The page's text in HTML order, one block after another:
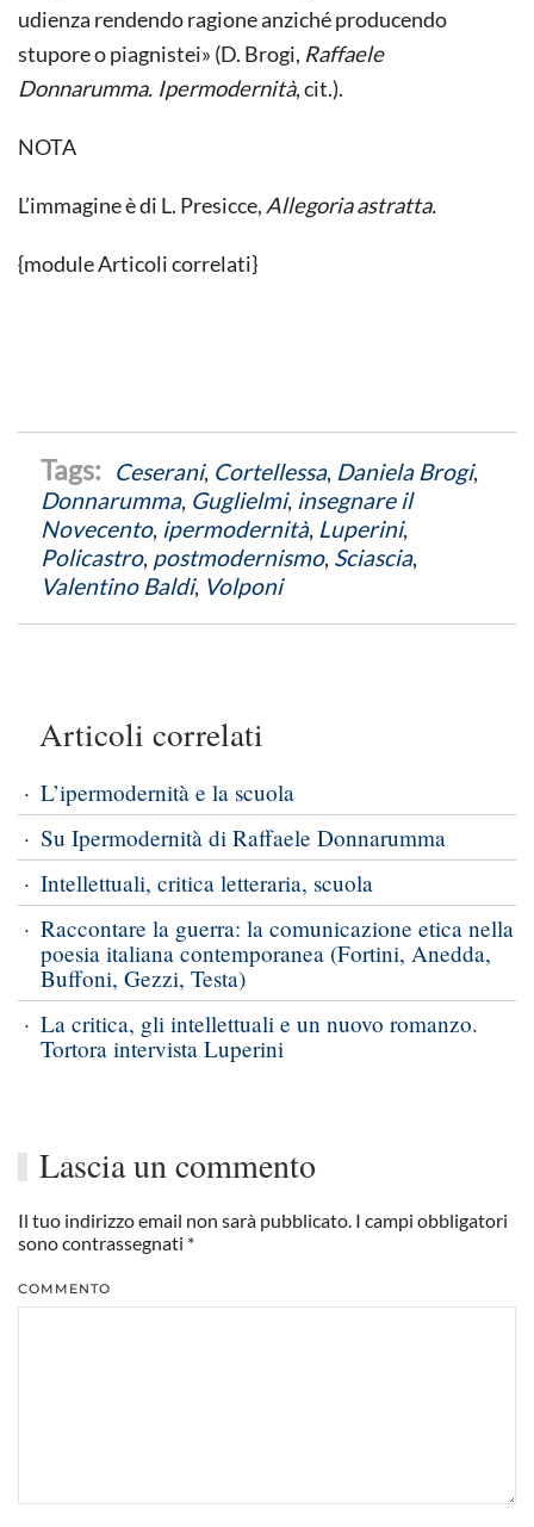
udienza rendendo ragione anziché producendo
stupore o piagnistei» (D. Brogi, Raffaele
Donnarumma. Ipermodernità, cit.).
NOTA
L’immagine è di L. Presicce, Allegoriaastratta.
{module Articoli correlati}
Ceserani, Cortellessa, Daniela Brogi,
Donnarumma, Guglielmi, insegnare il
Novecento, ipermodernità, Luperini,
Policastro, postmodernismo, Sciascia,
Valentino Baldi, Volponi
Articoli correlati
L’ipermodernità e la scuola
Su Ipermodernità di Raffaele Donnarumma
Intellettuali, critica letteraria, scuola
Raccontare la guerra: la comunicazione etica nella
poesia italiana contemporanea (Fortini, Anedda,
Buffoni, Gezzi, Testa)
La critica, gli intellettuali e un nuovo romanzo.
Tortora intervista Luperini
Lascia un commento
Il tuo indirizzo email non sarà pubblicato. I campi obbligatori
sono contrassegnati *
COMMENTO